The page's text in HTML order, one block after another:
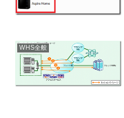
WHS全般